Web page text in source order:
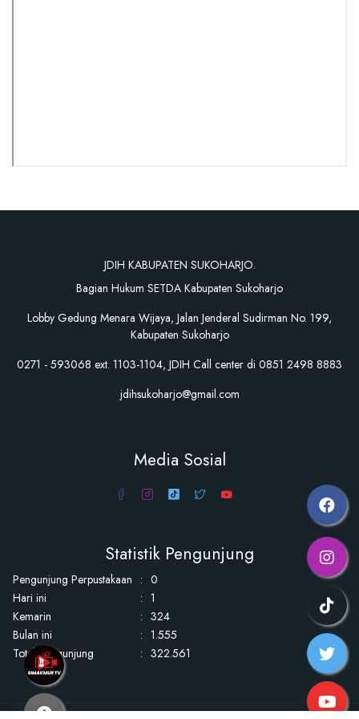
JDIH KABUPATEN SUKOHARJO.
Bagian Hukum SETDA Kabupaten Sukoharjo
Lobby Gedung Menara Wijaya, Jalan Jenderal Sudirman No. 199,
Kabupaten Sukoharjo
0271 - 593068 ext. 1103-1104, JDIH Call center di 0851 2498 8883
jdihsukoharjo@gmail.com
Media Sosial
Statistik Pengunjung
Pengunjung Perpustakaan : 0
Hari ini
: 1
Kemarin
: 324
Bulan ini
: 1.555
Total Pengunjung
: 322.561